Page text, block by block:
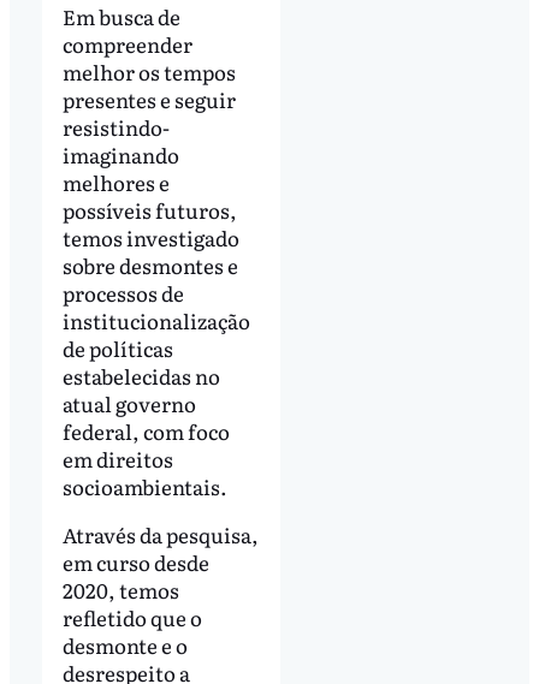
Em busca de
compreender
melhor os tempos
presentes e seguir
resistindo-
imaginando
melhores e
possíveis futuros,
temos investigado
sobre desmontes e
processos de
institucionalização
de políticas
estabelecidas no
atual governo
federal, com foco
em direitos
socioambientais.
Através da pesquisa,
em curso desde
2020, temos
refletido que o
desmonte e o
desrespeito a